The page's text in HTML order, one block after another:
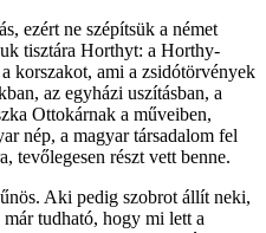
ezért ne szépítsük a német
tisztára Horthyt: a Horthy-
korszakot, ami a zsidótörvények
az egyházi uszításban, a
Ottokárnak a műveiben,
nép, a magyar társadalom fel
tevőlegesen részt vett benne.
Aki pedig szobrot állít neki,
tudható, hogy mi lett a